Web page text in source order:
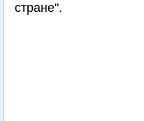
стране".